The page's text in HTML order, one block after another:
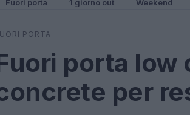
Fuori porta 1 giorno out Weekend
PORTA
porta low
per